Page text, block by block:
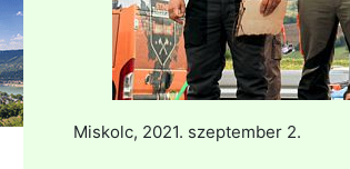
Miskolc, 2021. szeptember 2.